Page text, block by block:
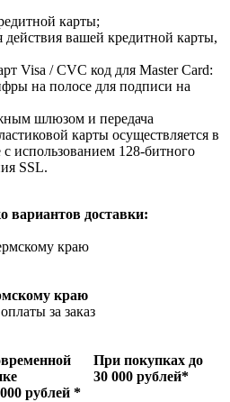
карты;
действия вашей кредитной карты,
Visa / CVC код для Master Card:
на полосе для подписи на
шлюзом и передача
карты осуществляется в
использованием 128-битного
SSL.
вариантов доставки:
краю
краю
за заказ
рублей *
При покупках до
30 000 рублей*